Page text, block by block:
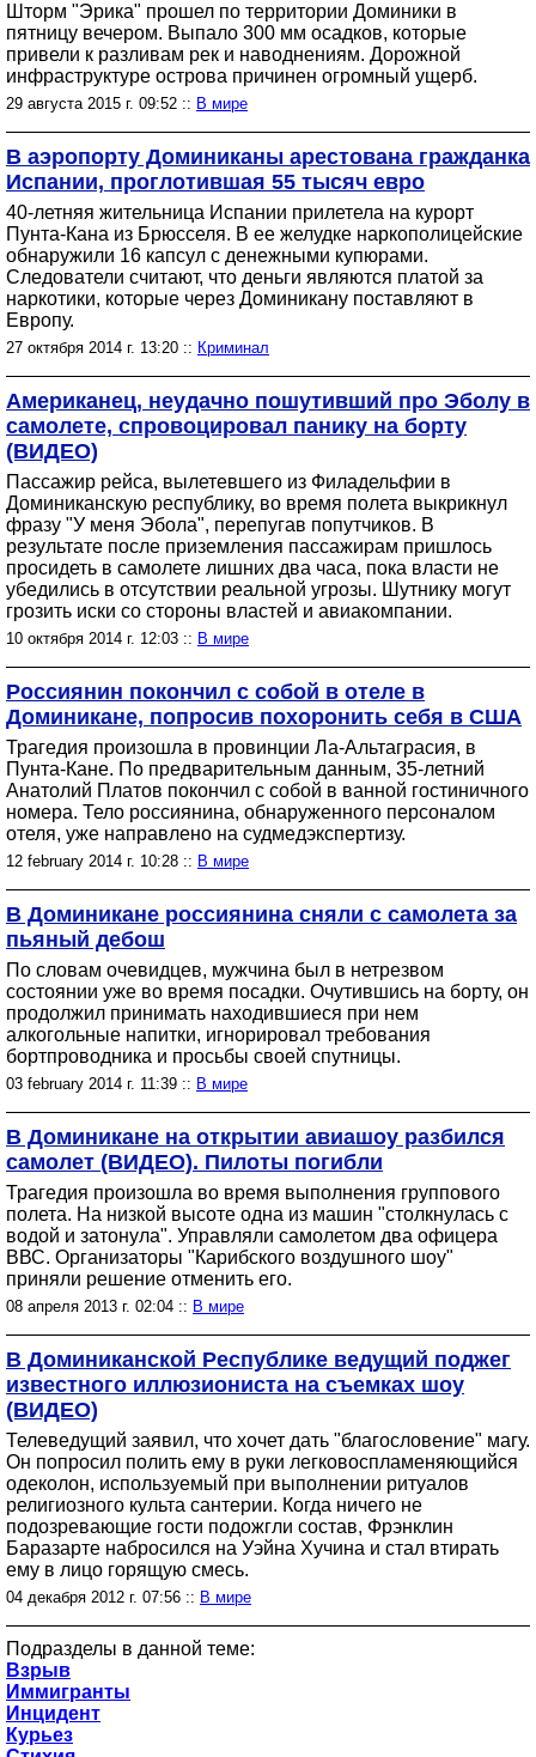
Шторм "Эрика" прошел по территории Доминики в
пятницу вечером. Выпало 300 мм осадков, которые
привели к разливам рек и наводнениям. Дорожной
инфраструктуре острова причинен огромный ущерб.
29 августа 2015 г. 09:52 :: В мире
В аэропорту Доминиканы арестована гражданка
Испании, проглотившая 55 тысяч евро
40-летняя жительница Испании прилетела на курорт
Пунта-Кана из Брюсселя. В ее желудке наркополицейские
обнаружили 16 капсул с денежными купюрами.
Следователи считают, что деньги являются платой за
наркотики, которые через Доминикану поставляют в
Европу.
27 октября 2014 г. 13:20 :: Криминал
Американец, неудачно пошутивший про Эболу в
самолете, спровоцировал панику на борту
(ВИДЕО)
Пассажир рейса, вылетевшего из Филадельфии в
Доминиканскую республику, во время полета выкрикнул
фразу "У меня Эбола", перепугав попутчиков. В
результате после приземления пассажирам пришлось
просидеть в самолете лишних два часа, пока власти не
убедились в отсутствии реальной угрозы. Шутнику могут
грозить иски со стороны властей и авиакомпании.
10 октября 2014 г. 12:03 :: В мире
Россиянин покончил с собой в отеле в
Доминикане, попросив похоронить себя в США
Трагедия произошла в провинции Ла-Альтаграсия, в
Пунта-Кане. По предварительным данным, 35-летний
Анатолий Платов покончил с собой в ванной гостиничного
номера. Тело россиянина, обнаруженного персоналом
отеля, уже направлено на судмедэкспертизу.
12 february 2014 г. 10:28 :: В мире
В Доминикане россиянина сняли с самолета за
пьяный дебош
По словам очевидцев, мужчина был в нетрезвом
состоянии уже во время посадки. Очутившись на борту, он
продолжил принимать находившиеся при нем
алкогольные напитки, игнорировал требования
бортпроводника и просьбы своей спутницы.
03 february 2014 г. 11:39 :: В мире
В Доминикане на открытии авиашоу разбился
самолет (ВИДЕО). Пилоты погибли
Трагедия произошла во время выполнения группового
полета. На низкой высоте одна из машин "столкнулась с
водой и затонула". Управляли самолетом два офицера
ВВС. Организаторы "Карибского воздушного шоу"
приняли решение отменить его.
08 апреля 2013 г. 02:04 :: В мире
В Доминиканской Республике ведущий поджег
известного иллюзиониста на съемках шоу
(ВИДЕО)
Телеведущий заявил, что хочет дать "благословение" магу.
Он попросил полить ему в руки легковоспламеняющийся
одеколон, используемый при выполнении ритуалов
религиозного культа сантерии. Когда ничего не
подозревающие гости подожгли состав, Фрэнклин
Баразарте набросился на Уэйна Хучина и стал втирать
ему в лицо горящую смесь.
04 декабря 2012 г. 07:56 :: В мире
Подразделы в данной теме:
Взрыв
Иммигранты
Инцидент
Курьез